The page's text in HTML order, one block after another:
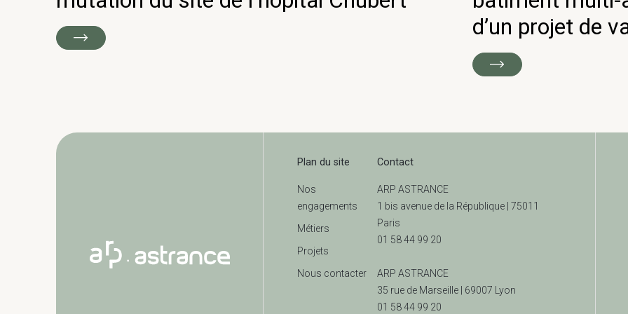
d’un projet de
Plan du site
Nos
engagements
Métiers
Projets
Nous contacter
Contact
ARP ASTRANCE
1 bis avenue de la République | 75011
Paris
01 58 44 99 20
ARP ASTRANCE
35 rue de Marseille | 69007 Lyon
01 58 44 99 20